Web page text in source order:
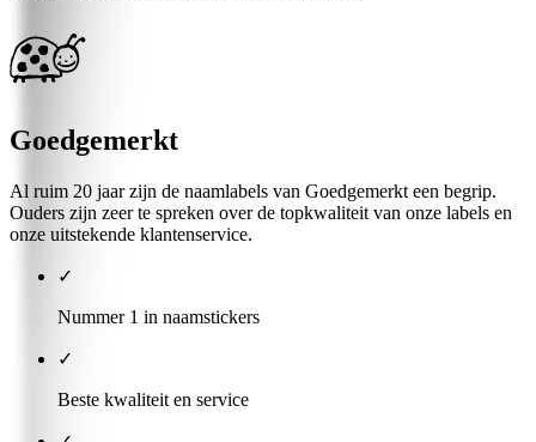
Goedgemerkt
Al ruim 20 jaar zijn de naamlabels van Goedgemerkt een begrip.
Ouders zijn zeer te spreken over de topkwaliteit van onze labels en
onze uitstekende klantenservice.
✓
Nummer 1 in naamstickers
✓
Beste kwaliteit en service